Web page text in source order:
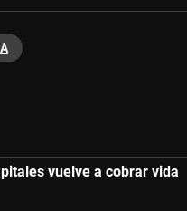
vuelve a cobrar vida